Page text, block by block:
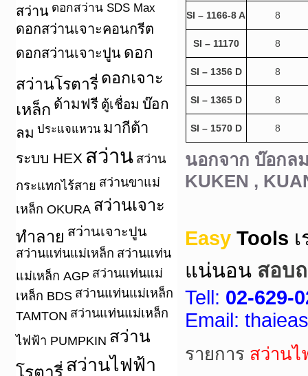
สว่าน ดอกสว่าน SDS Max
ดอกสว่านเจาะคอนกรีต
ดอกสว่านเจาะปูน ดอก
สว่านโรตารี่ ดอกเจาะ
เหล็ก ด้ามฟรี ตู้เชื่อม บ๊อก
ลม ประแจแหวน มากีต้า
ระบบ HEX สว่าน สว่าน
กระแทกไร้สาย สว่านขาแม่
เหล็ก OKURA สว่านเจาะ
ทำลาย สว่านเจาะปูน
สว่านแท่นแม่เหล็ก สว่านแท่น
แม่เหล็ก AGP สว่านแท่นแม่
เหล็ก BDS สว่านแท่นแม่เหล็ก
TAMTON สว่านแท่นแม่เหล็ก
ไฟฟ้า PUMPKIN สว่าน
โรตารี่ สว่านไฟฟ้า
SI – 1166-8 A 8
SI – 11170 8
SI – 1356 D 8
SI – 1365 D 8
SI – 1570 D 8
นอกจาก บ๊อกล
KUKEN ,
Easy Tools
แน่นอน สอบ
Tell: 02-629-
Email:
รายการ สว่านไ